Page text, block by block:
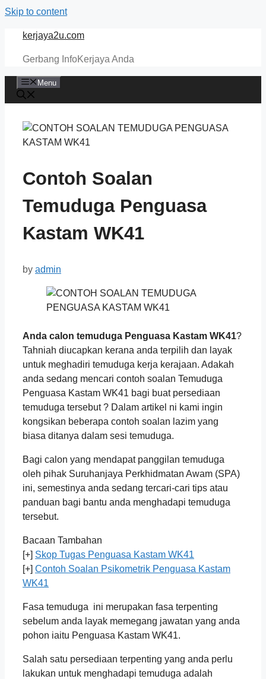
Skip to content
kerjaya2u.com
Gerbang InfoKerjaya Anda
Menu
Contoh Soalan
Temuduga Penguasa
Kastam WK41
by admin
Anda calon temuduga Penguasa Kastam WK41?
Tahniah diucapkan kerana anda terpilih dan layak
untuk meghadiri temuduga kerja kerajaan. Adakah
anda sedang mencari contoh soalan Temuduga
Penguasa Kastam WK41 bagi buat persediaan
temuduga tersebut ? Dalam artikel ni kami ingin
kongsikan beberapa contoh soalan lazim yang
biasa ditanya dalam sesi temuduga.
Bagi calon yang mendapat panggilan temuduga
oleh pihak Suruhanjaya Perkhidmatan Awam (SPA)
ini, semestinya anda sedang tercari-cari tips atau
panduan bagi bantu anda menghadapi temuduga
tersebut.
Bacaan Tambahan
[+] Skop Tugas Penguasa Kastam WK41
[+] Contoh Soalan Psikometrik Penguasa Kastam
WK41
Fasa temuduga ini merupakan fasa terpenting
sebelum anda layak memegang jawatan yang anda
pohon iaitu Penguasa Kastam WK41.
Salah satu persediaan terpenting yang anda perlu
lakukan untuk menghadapi temuduga adalah